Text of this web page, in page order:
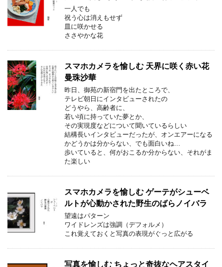
一人でも
祝う心は消えもせず
皿に咲かせる
ささやかな花
スマホカメラを愉しむ 天界に咲く赤い花
曼珠沙華
昨日、御苑の新宿門を出たところで、
テレビ朝日にインタビューされたの
どうやら、高齢者に、
若い頃に持っていた夢とか、
その実現度などについて聞いているらしい
結構長いインタビューだったが、オンエアーになる
かどうかは分からない、でも面白いね…
歩いていると、何がおこるか分からない、それがま
た楽しい
スマホカメラを愉しむ ゲーテがシューベ
ルトが心動かされた野生のばらノイバラ
望遠はパターン
ワイドレンズは強調（デフォルメ）
これ覚えておくと写真の表現がぐっと広がる
写真を愉しむ ちょっと奇抜なヘアスタイ